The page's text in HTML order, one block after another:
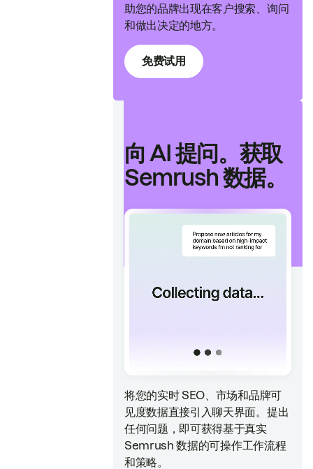
助您的品牌出现在客户搜索、询问
和做出决定的地方。
免费试用
向 AI 提问。获取
Semrush 数据。
将您的实时 SEO、市场和品牌可
见度数据直接引入聊天界面。提出
任何问题，即可获得基于真实
Semrush 数据的可操作工作流程
和策略。